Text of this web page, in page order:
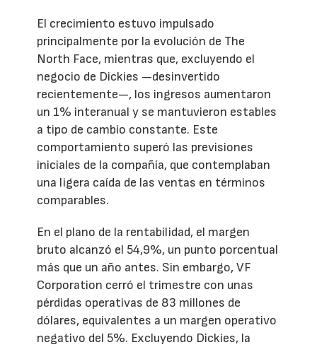
El crecimiento estuvo impulsado
principalmente por la evolución de The
North Face, mientras que, excluyendo el
negocio de Dickies —desinvertido
recientemente—, los ingresos aumentaron
un 1% interanual y se mantuvieron estables
a tipo de cambio constante. Este
comportamiento superó las previsiones
iniciales de la compañía, que contemplaban
una ligera caída de las ventas en términos
comparables.
En el plano de la rentabilidad, el margen
bruto alcanzó el 54,9%, un punto porcentual
más que un año antes. Sin embargo, VF
Corporation cerró el trimestre con unas
pérdidas operativas de 83 millones de
dólares, equivalentes a un margen operativo
negativo del 5%. Excluyendo Dickies, la